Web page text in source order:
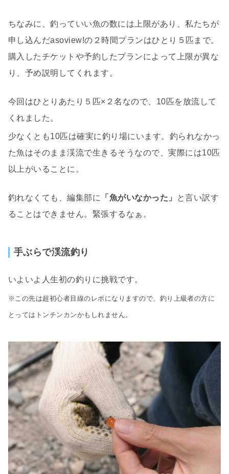
ちなみに、釣っていい魚の数には上限があり、私たちが
申し込んだasoview!の２時間プランはひとり５匹まで。
購入したチケットや予約したプランによって上限が異な
り、予め説明してくれます。
今回はひとりあたり５匹×２名なので、10匹を放流して
くれました。
少なくとも10匹は確実に釣り場にいます。釣られなかっ
た魚はそのまま渓流で生きるそうなので、実際には10匹
以上がいることに。
釣れなくても、編集部に 「魚がいなかった」
と言い訳す
ることはできません。緊張するなぁ。
手ぶらで渓流釣り
いよいよ人生初の釣りに挑戦です。
※この先は超初心者目線のレポになりますので、釣り上級者の方に
とってはトンチンカンかもしれません。